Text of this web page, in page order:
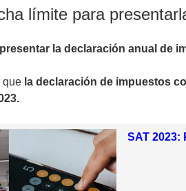
límite para
la declaración anual de
que la declaración de impuestos
SAT 2023: